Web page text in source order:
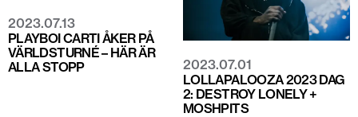
2023.07.13
PLAYBOI CARTI ÅKER PÅ
VÄRLDSTURNÉ – HÄR ÄR
ALLA STOPP
2023.07.01
LOLLAPALOOZA 2023 DAG
2: DESTROY LONELY +
MOSHPITS